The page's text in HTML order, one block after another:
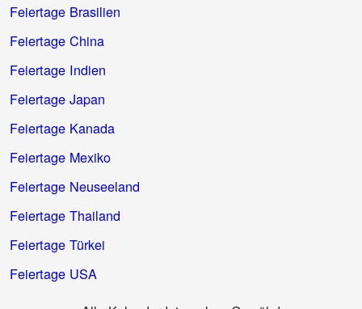
Feiertage Brasilien
Feiertage China
Feiertage Indien
Feiertage Japan
Feiertage Kanada
Feiertage Mexiko
Feiertage Neuseeland
Feiertage Thailand
Feiertage Türkei
Feiertage USA